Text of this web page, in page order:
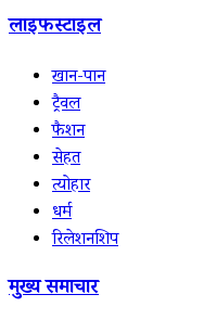
लाइफस्टाइल
खान-पान
ट्रैवल
फैशन
सेहत
त्योहार
धर्म
रिलेशनशिप
मुख्य समाचार